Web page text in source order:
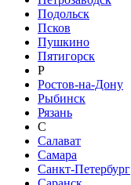
Подольск
Псков
Пушкино
Пятигорск
Р
Ростов-на-Дону
Рыбинск
Рязань
С
Салават
Самара
Санкт-Петербург